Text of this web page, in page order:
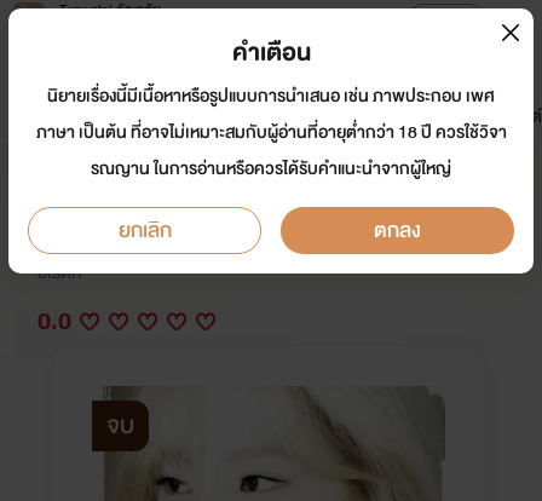
Tunwalai ธัญวลัย
หน้าแรก นิยาย อีบุ๊ก การ์ตูน
มาใหม่
ดรีมแชท ธัญลิสต์
เรื่อง แรงแค้้นพิศวาส NC 18+ (yuri)
นักเขียน: จอนซอง
อีโรติก
0.0
จบ
คำเตือน
นิยายเรื่องนี้มีเนื้อหาหรือรูปแบบการนำเสนอ เช่น ภาพประกอบ เพศ
ภาษา เป็นต้น ที่อาจไม่เหมาะสมกับผู้อ่านที่อายุต่ำกว่า 18 ปี ควรใช้วิจา
รณญาน ในการอ่านหรือควรได้รับคำแนะนำจากผู้ใหญ่
ยกเลิก ตกลง